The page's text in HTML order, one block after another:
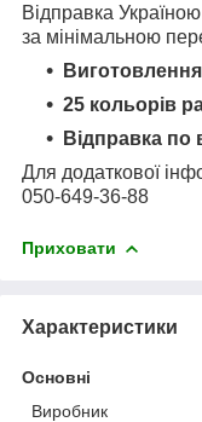
Відправка
за мінімальною
25 кольорів
Відправка по
Для додаткової
050-649-36-88
Приховати
Характеристики
Основні
Виробник